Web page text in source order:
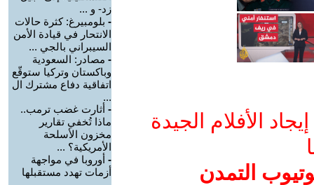
الأفلام الجيدة
التمدن
زد- و ...
- بلومبيرغ: كثرة حالات
الانتحار في قيادة الأمن
السيبراني بالجي ...
- مصادر: السعودية
وباكستان وتركيا ستوقّع
اتفاقية دفاع مشترك ال
...
- أثارت غضب ترمب..
ماذا تُخفي تقارير
مخزون الأسلحة
الأمريكية؟ ...
- أوروبا في مواجهة
أزمات تهدد مستقبلها